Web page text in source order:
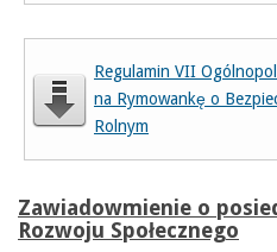
Regulamin VII
na Rymowankę o
Rolnym
Zawiadowmienie o
Rozwoju Społecznego